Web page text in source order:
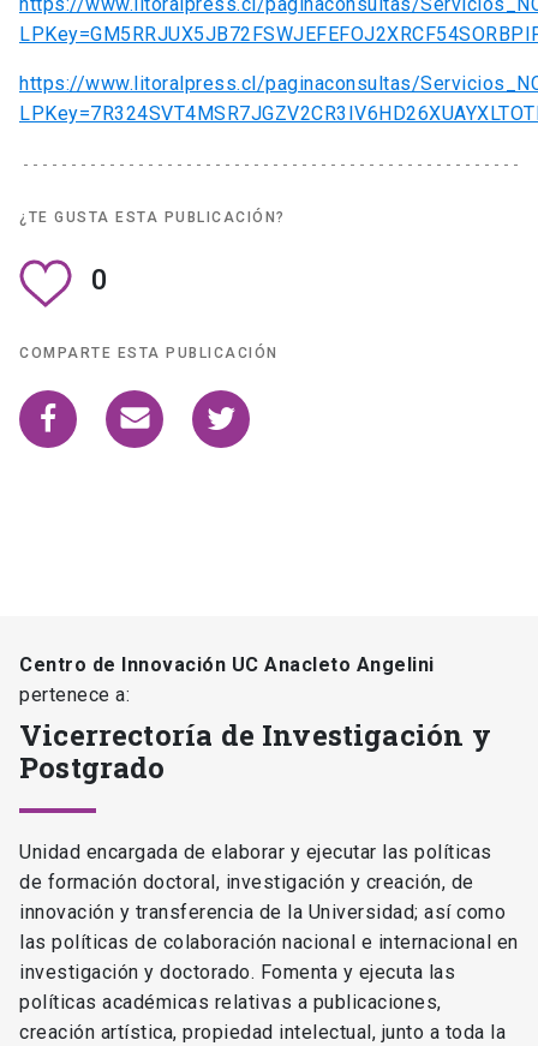
https://www.litoralpress.cl/paginaconsultas/
¿TE GUSTA ESTA PUBLICACIÓN?
0
COMPARTE ESTA PUBLICACIÓN
Centro de Innovación UC Anacleto Angelini
pertenece a:
Vicerrectoría de Investigación y
Postgrado
Unidad encargada de elaborar y ejecutar las políticas
de formación doctoral, investigación y creación, de
innovación y transferencia de la Universidad; así como
las políticas de colaboración nacional e internacional en
investigación y doctorado. Fomenta y ejecuta las
políticas académicas relativas a publicaciones,
creación artística, propiedad intelectual, junto a toda la